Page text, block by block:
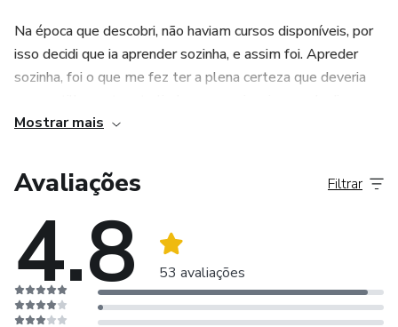
Na época que descobri, não haviam cursos disponíveis, por
isso decidi que ia aprender sozinha, e assim foi. Apreder
sozinha, foi o que me fez ter a plena certeza que deveria
o máximo de pessoas que pudesse.
Acredito que a vida é feita de instantes e devemos nos
entregar de coração, a cada oportunidade que faz nosso
e troca. Minha moeda é o aprendizado.
É me doando que me completo e descubro infinitas
possibilidades na vida.
Mostrar mais
Avaliações
4.8 53 avaliações
Filtrar